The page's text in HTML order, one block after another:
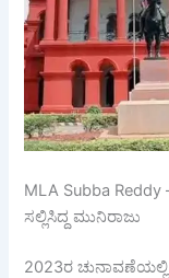
MLA Subba Reddy
ಸಲ್ಲಿಸಿದ್ದ ಮುನಿರಾಜು
2023ರ